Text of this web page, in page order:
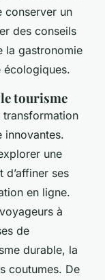
conserver un
des conseils
la gastronomie
écologiques.
tourisme
transformation
innovantes.
une
ses
en ligne.
à
de
durable, la
coutumes. De